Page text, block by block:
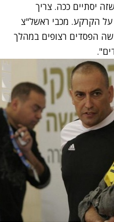
יסתיים ככה. צריך
על הקרקע. מכבי ראשל"צ
הפסדים רצופים במהלך